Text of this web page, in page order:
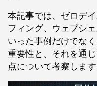
本記事では、ゼロデ
フィング、ウェブシ
いった事例だけでな
重要性と、それを通
点について考察します